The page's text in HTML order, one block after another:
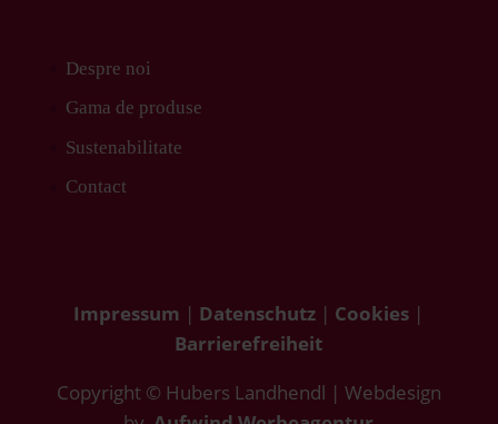
Despre noi
Gama de produse
Sustenabilitate
Contact
Impressum | Datenschutz | Cookies |
Barrierefreiheit
Copyright © Hubers Landhendl | Webdesign